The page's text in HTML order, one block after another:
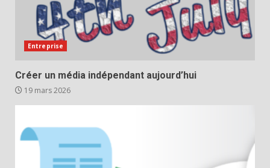
Entreprise
Créer un média indépendant aujourd’hui
19 mars 2026